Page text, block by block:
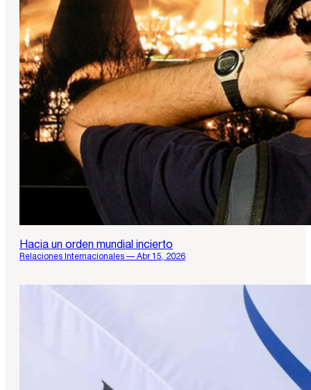
Hacia un orden mundial incierto
Relaciones Internacionales — Abr 15, 2026